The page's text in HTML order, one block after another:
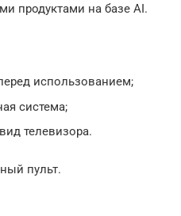
продуктами на базе AI.
использованием;
система;
телевизора.
пульт.